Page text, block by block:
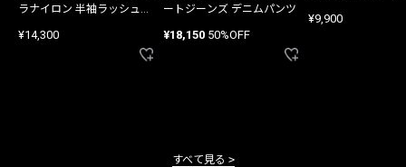
ラナイロン 半袖ラッシュガ
¥14,300
ートジーンズ デニムパンツ
¥18,150 50%OFF
¥9,900
すべて見る